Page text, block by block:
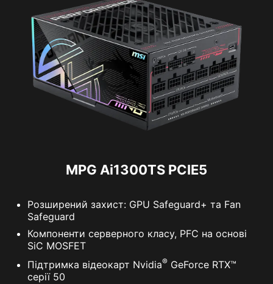
MPG Ai1300TS PCIE5
Розширений захист: GPU Safeguard+ та Fan
Safeguard
Компоненти серверного класу, PFC на основі
SiC MOSFET
Підтримка відеокарт Nvidia® GeForce RTX™
серії 50